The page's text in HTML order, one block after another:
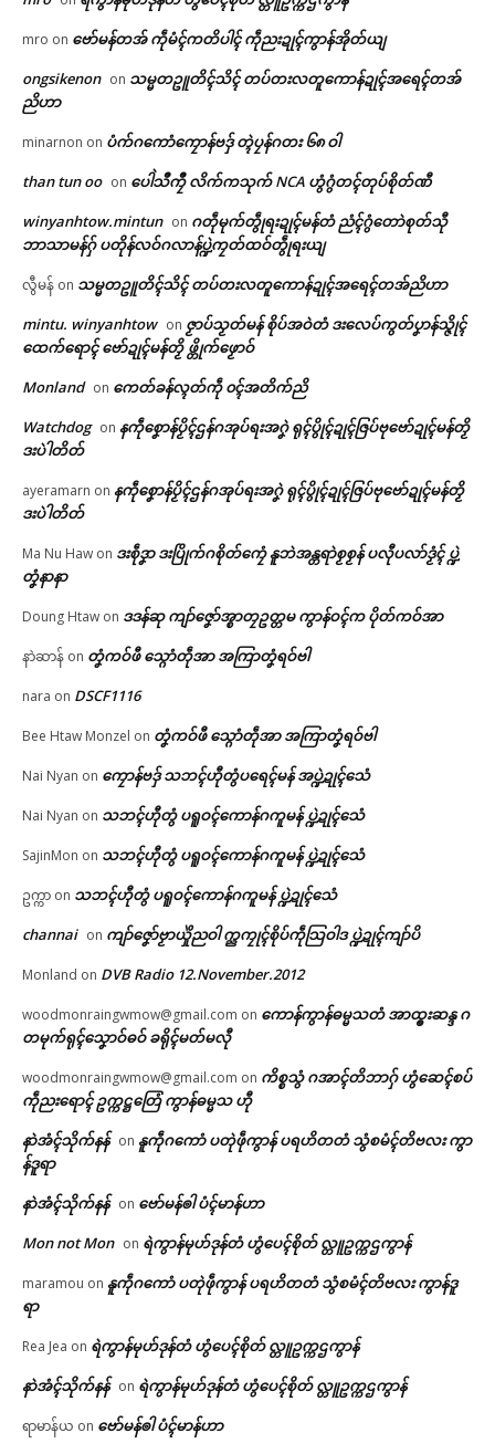
ဌာန်ပရိုၚ်ဗၠးၜးမန်
ရုဲစှ်
ပရိုၚ်လက္ကရဴအိုတ်
🏛 လညာတ်ပါ်ပဲါ
ညးဒါန်လိက်
ဗွဳဒဳယဵု
© ဌာန်ပရိုၚ်ဗၠးၜးမန်
Related
ရုၚ် (လဝက) တက်ကာဒ်ကောန်
ဍုၚ် ဍုၚ်မုဟ်ဍုၚ် ခရေတ်စဩန်
တေၚ်အိုတ်
In "ပရိုၚ်"
အလဵုအသဳသေံ လလောၚ်ပ္တိတ်
သၞောဝ် ကောန်ဍုၚ်သ္အာၚ်အခေါၚ်
ကၠောန်ဟွံဂွံ (၁၀) တၚ်
In "ပရိုၚ်"
အလုံကၟိန်ဍုၚ်သေံမွဲဂှ် စၟဳစၟတ်အာ
ညးလိက်သက်သဳဟွံမွဲတအ်ကဵု
သဳသေံ ဟီုစၞောန်
May 4, 2026
mro on ဗော်မန်တအ် ကဵုမံၚ်ကတိပါၚ် ကဵုညးဍုၚ်ကွာန်အိုတ်ယျ
ongsikenon on သမ္မတဥူတိၚ်သိၚ် တပ်တးလတူကောန်ဍုၚ်အရေၚ်တအ်
ညိဟာ
minarnon on ပံက်ဂကောံကၠောန်ဗဒှ် တ္ၚဲပၠန်ဂတး ၆၈ ဝါ
than tun oo on ပေါဲသဳကၠဳ လိက်ကသုက် NCA ဟွံဂွံတၚ်တုပ်စိုတ်ဏီ
winyanhtow.mintun on ဂတဵုမုက်တွဵုရးဍုၚ်မန်တံ ညံၚ်ဂွံတောဲစုတ်သီု
ဘာသာမန်ဂှ် ပတိုန်လဝ်ဂလာန်ပ္ဍဲကၠတ်ထဝ်တွဵုရးယျ
လွီမန် on သမ္မတဥူတိၚ်သိၚ် တပ်တးလတူကောန်ဍုၚ်အရေၚ်တအ်ညိဟာ
mintu. winyanhtow on ဇၟာပ်သၟတ်မန် စိုပ်အဝဲတံ ဒးလေပ်ကွတ်ပၞာန်သ္ဇိုၚ်
ထေက်ရောၚ် ဗော်ဍုၚ်မန်တၟိ ဖ္တိုက်ဖၟောဝ်
Monland on ကေတ်ခန်လ္ၚတ်ကဵု ၀ၚ်အတိက်ညိ
Watchdog on နကဵုစၞောန်ပၟိၚ်ဌန်ဂအုပ်ရးအဂၞဲ ရုၚ်ပွိုၚ်ဍုၚ်ဇြပ်ဗုဗော်ဍုၚ်မန်တၟိ
ဒးပဲါတိတ်
ayeramarn on နကဵုစၞောန်ပၟိၚ်ဌန်ဂအုပ်ရးအဂၞဲ ရုၚ်ပွိုၚ်ဍုၚ်ဇြပ်ဗုဗော်ဍုၚ်မန်တၟိ
ဒးပဲါတိတ်
Ma Nu Haw on ဒးစဵုဒၞာ ဒးပြိုက်ဂစိုတ်ကၠေံ နူဘဲအန္တရာဲစၟစၟန် ပလီုပလာ်ဒၟံၚ် ပ္ဍဲ
တၞံနာနာ
Doung Htaw on ဒဒန်ဆု ကျာ်ဇၞော်အ္စာတၠဥတ္တမ ကွာန်ဝၚ်က ပိုတ်ကဝ်အာ
နာဲဆာန် on တၞံကဝ်ဖီ သ္ဂောံတဵုအာ အကြာတၞံရဝ်ဗါ
nara on DSCF1116
Bee Htaw Monzel on တၞံကဝ်ဖီ သ္ဂောံတဵုအာ အကြာတၞံရဝ်ဗါ
Nai Nyan on ကၠောန်ဗဒှ် သဘၚ်ဟီုတွံပရေၚ်မန် အပ္ဍဲဍုၚ်သေံ
Nai Nyan on သဘၚ်ဟီုတွံ ပရူဝၚ်ကောန်ဂကူမန် ပ္ဍဲဍုၚ်သေံ
SajinMon on သဘၚ်ဟီုတွံ ပရူဝၚ်ကောန်ဂကူမန် ပ္ဍဲဍုၚ်သေံ
ဥက္ကာ on သဘၚ်ဟီုတွံ ပရူဝၚ်ကောန်ဂကူမန် ပ္ဍဲဍုၚ်သေံ
channai on ကျာ်ဇၞော်ဗၟာယှိုဲညဝါ က္ညကၠုၚ်စိုပ်ကဵုသြဝါဒ ပ္ဍဲဍုၚ်ကျာ်ပိ
Monland on DVB Radio 12.November.2012
woodmonraingwmow@gmail.com on ကောန်ကွာန်ဓမ္မသတံ အာထ္ၜးဆန္ဒ ဂ
တမုက်ရုၚ်သၞောဝ်ဓဝ် ခရိုၚ်မတ်မလီု
woodmonraingwmow@gmail.com on ကိစ္စသွံ ဂအာၚ်တိဘာဂှ် ဟွံဆေၚ်စပ်
ကဵုညးရောၚ် ဥက္ကဋ္ဌတြေံ ကွာန်ဓမ္မသ ဟီု
နာဲအံၚ်သိုက်နန် on နူကဵုဂကောံ ပတုဲဖဵုကွာန် ပရဟိတတံ သွံစမံၚ်တိဗလး ကွာ
န်ဒူရာ
နာဲအံၚ်သိုက်နန် on ဗော်မန်ၜါ ပံၚ်မာန်ဟာ
Mon not Mon on ရဲကွာန်မုဟ်ဒုန်တံ ဟွံပေၚ်စိုတ် လ္တူဥက္ကဌကွာန်
maramou on နူကဵုဂကောံ ပတုဲဖဵုကွာန် ပရဟိတတံ သွံစမံၚ်တိဗလး ကွာန်ဒူ
ရာ
Rea Jea on ရဲကွာန်မုဟ်ဒုန်တံ ဟွံပေၚ်စိုတ် လ္တူဥက္ကဌကွာန်
နာဲအံၚ်သိုက်နန် on ရဲကွာန်မုဟ်ဒုန်တံ ဟွံပေၚ်စိုတ် လ္တူဥက္ကဌကွာန်
ရာမာန်ယ on ဗော်မန်ၜါ ပံၚ်မာန်ဟာ